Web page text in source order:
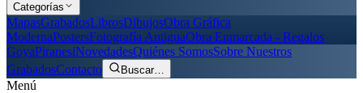
Categorías
MapasGrabadosLibrosDibujosObra Gráfica
ModernaPostersFotografía AntiguaObra Enmarcada - Regalos
GoyaPiranesiNovedadesQuiénes SomosSobre Nuestros
GrabadosContacto Buscar…
Menú